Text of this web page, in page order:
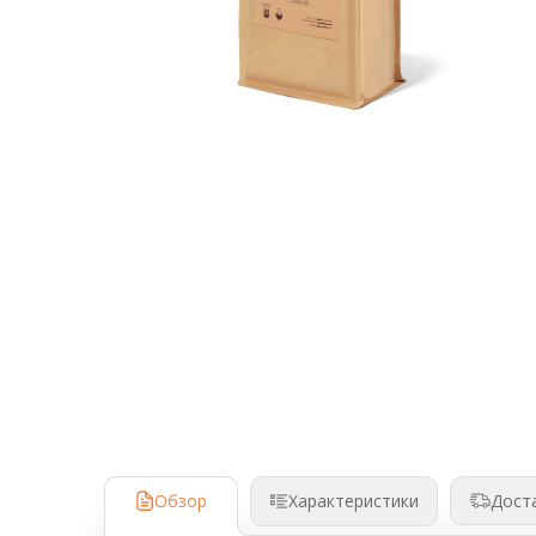
Аксессуары для барменов и бариста
Весовое и упаковочное оборудование
Санитарно-гигиеническое
оборудование
Обзор Характеристики